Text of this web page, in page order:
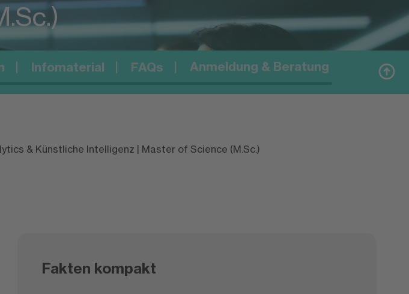
Infomaterial FAQs Anmeldung & Beratung
& Künstliche Intelligenz | Master of Science (M.Sc.)
Fakten kompakt